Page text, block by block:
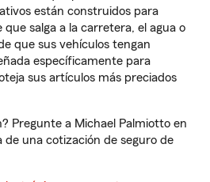
están construidos para
salga a la carretera, el agua o
que sus vehículos tengan
específicamente para
sus artículos más preciados
Pregunte a Michael Palmiotto en
de una cotización de seguro de